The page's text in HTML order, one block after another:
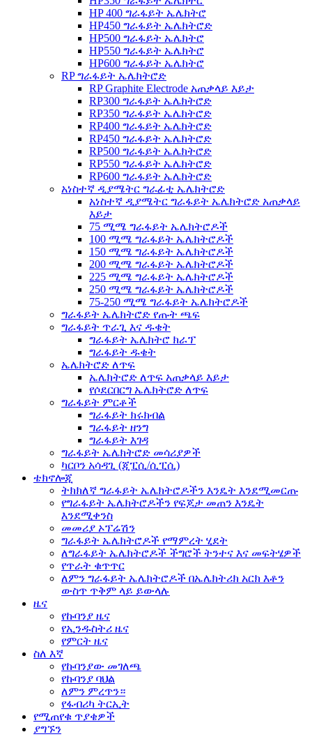
HP 400 ግራፋይት ኤሌክትሮ
HP450 ግራፋይት ኤሌክትሮድ
HP500 ግራፋይት ኤሌክትሮ
HP550 ግራፋይት ኤሌክትሮ
HP600 ግራፋይት ኤሌክትሮ
RP ግራፋይት ኤሌክትሮድ
RP Graphite Electrode አጠቃላይ እይታ
RP300 ግራፋይት ኤሌክትሮድ
RP350 ግራፋይት ኤሌክትሮድ
RP400 ግራፋይት ኤሌክትሮድ
RP450 ግራፋይት ኤሌክትሮድ
RP500 ግራፋይት ኤሌክትሮድ
RP550 ግራፋይት ኤሌክትሮድ
RP600 ግራፋይት ኤሌክትሮድ
አነስተኛ ዲያሜትር ግራፊቲ ኤሌክትሮድ
አነስተኛ ዲያሜትር ግራፋይት ኤሌክትሮድ አጠቃላይ
እይታ
75 ሚሜ ግራፋይት ኤሌክትሮዶች
100 ሚሜ ግራፋይት ኤሌክትሮዶች
150 ሚሜ ግራፋይት ኤሌክትሮዶች
200 ሚሜ ግራፋይት ኤሌክትሮዶች
225 ሚሜ ግራፋይት ኤሌክትሮዶች
250 ሚሜ ግራፋይት ኤሌክትሮዶች
75-250 ሚሜ ግራፋይት ኤሌክትሮዶች
ግራፋይት ኤሌክትሮድ የጡት ጫፍ
ግራፋይት ጥራጊ እና ዱቄት
ግራፋይት ኤሌክትሮ ክራፕ
ግራፋይት ዱቄት
ኤሌክትሮድ ለጥፍ
ኤሌክትሮድ ለጥፍ አጠቃላይ እይታ
የሶደርበርግ ኤሌክትሮድ ለጥፍ
ግራፋይት ምርቶች
ግራፋይት ክሩክብል
ግራፋይት ዘንግ
ግራፋይት እገዳ
ግራፋይት ኤሌክትሮድ መሳሪያዎች
ካርቦን አሳዳጊ (ጂፒሲ/ሲፒሲ)
ቴክኖሎጂ
ትክክለኛ ግራፋይት ኤሌክትሮዶችን እንዴት እንደሚመርጡ
የግራፋይት ኤሌክትሮዶችን የፍጆታ መጠን እንዴት
እንደሚቀንስ
መመሪያ ኦፕሬሽን
ግራፋይት ኤሌክትሮዶች የማምረት ሂደት
ለግራፋይት ኤሌክትሮዶች ችግሮች ትንተና እና መፍትሄዎች
የጥራት ቁጥጥር
ለምን ግራፋይት ኤሌክትሮዶች በኤሌክትሪክ አርክ እቶን
ውስጥ ጥቅም ላይ ይውላሉ
ዜና
የኩባንያ ዜና
የኢንዱስትሪ ዜና
የምርት ዜና
ስለ እኛ
የኩባንያው መገለጫ
የኩባንያ ባህል
ለምን ምረጥን።
የፋብሪካ ትርኢት
የሚጠየቁ ጥያቄዎች
ያግኙን